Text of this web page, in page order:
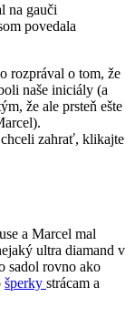
na gauči
povedala
rozprával o tom, že
naše iniciály (a
že ale prsteň ešte
zahrať, klikajte
a Marcel mal
ultra diamand v
sadol rovno ako
šperky strácam a